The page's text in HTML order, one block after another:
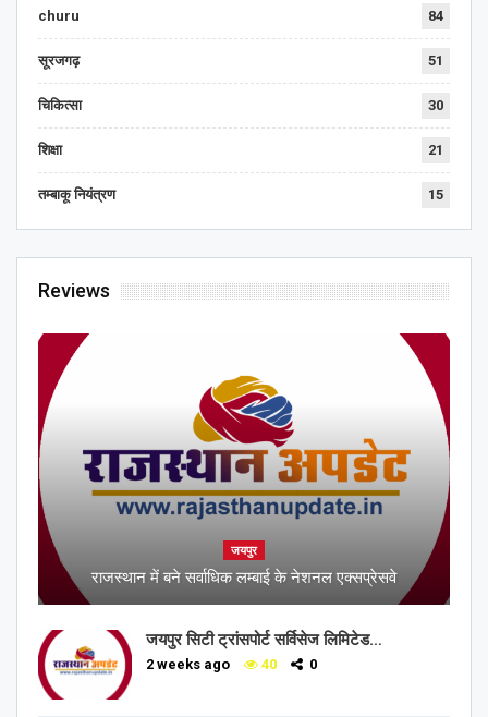
churu 84
सूरजगढ़ 51
चिकित्सा 30
शिक्षा 21
तम्बाकू नियंत्रण 15
Reviews
जयपुर
राजस्थान में बने सर्वाधिक लम्बाई के नेशनल एक्सप्रेसवे
जयपुर सिटी ट्रांसपोर्ट सर्विसेज लिमिटेड…
2 weeks ago 40 0